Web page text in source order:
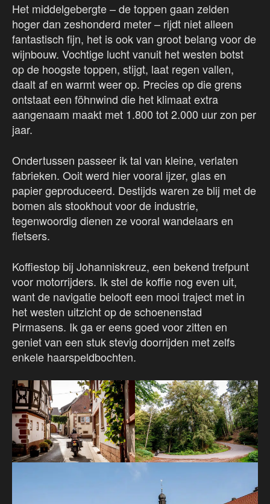
Het middelgebergte – de toppen gaan zelden
hoger dan zeshonderd meter – rijdt niet alleen
fantastisch fijn, het is ook van groot belang voor de
wijnbouw. Vochtige lucht vanuit het westen botst
op de hoogste toppen, stijgt, laat regen vallen,
daalt af en warmt weer op. Precies op die grens
ontstaat een föhnwind die het klimaat extra
aangenaam maakt met 1.800 tot 2.000 uur zon per
jaar.
Ondertussen passeer ik tal van kleine, verlaten
fabrieken. Ooit werd hier vooral ijzer, glas en
papier geproduceerd. Destijds waren ze blij met de
bomen als stookhout voor de industrie,
tegenwoordig dienen ze vooral wandelaars en
fietsers.
Koffiestop bij Johanniskreuz, een bekend trefpunt
voor motorrijders. Ik stel de koffie nog even uit,
want de navigatie belooft een mooi traject met in
het westen uitzicht op de schoenenstad
Pirmasens. Ik ga er eens goed voor zitten en
geniet van een stuk stevig doorrijden met zelfs
enkele haarspeldbochten.